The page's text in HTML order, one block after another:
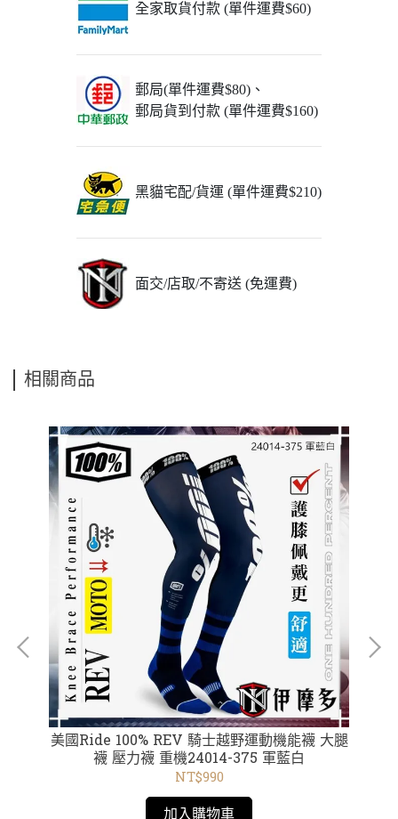
全家取貨付款 (單件運費$60)
郵局(單件運費$80)、
郵局貨到付款 (單件運費$160)
黑貓宅配/貨運 (單件運費$210)
面交/店取/不寄送 (免運費)
相關商品
美國Ride 100% REV 騎士越野運動機能襪 大腿
襪 壓力襪 重機24014-375 軍藍白
NT$990